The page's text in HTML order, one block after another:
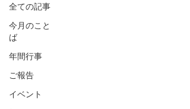
全ての記事
今月のこと
ば
年間行事
ご報告
イベント